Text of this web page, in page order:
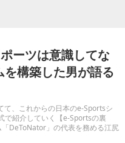
ーツは意識してな
構築した男が語る
、これからの日本のe-Sportsシ
で紹介していく【e-Sportsの裏
DeToNator」の代表を務める江尻